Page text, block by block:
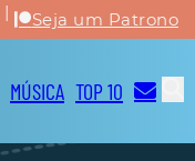
| Seja um Patrono
MÚSICA TOP 10